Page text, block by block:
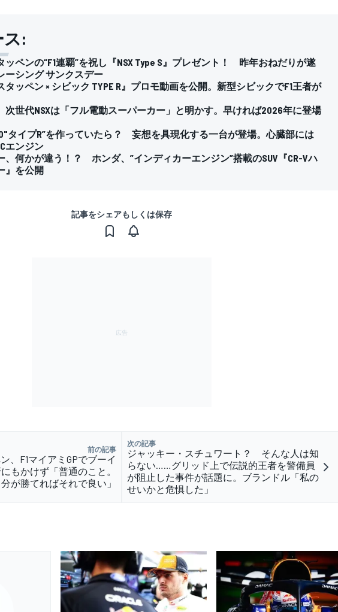
ス:
ッペンの“F1連覇”を祝し『NSX Type S』プレゼント！ 昨年おねだりが遂
ーシング サンクスデー
ッペン × シビック TYPE R』プロモ動画を公開。新型シビックでF1王者が
次世代NSXは「フル電動スーパーカー」と明かす。早ければ2026年に登場
タイプR”を作っていたら？ 妄想を具現化する一台が登場。心臓部には
エンジン
、何かが違う！？ ホンダ、”インディカーエンジン”搭載のSUV『CR-Vハ
』を公開
記事をシェアもしくは保存
前の記事
、F1マイアミGPでブーイ
もかけず「普通のこと。
が勝てればそれで良い」
次の記事
ジャッキー・スチュワート？ そんな人は知
らない……グリッド上で伝説的王者を警備員
が阻止した事件が話題に。ブランドル「私の
せいかと危惧した」